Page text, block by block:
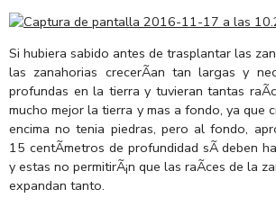
Si hubiera sabido antes de trasplantar las
las zanahorias crecerÃ­an tan largas y
profundas en la tierra y tuvieran tantas
mucho mejor la tierra y mas a fondo, ya que
encima no tenia piedras, pero al fondo,
15 centÃ­metros de profundidad sÃ­ deben
y estas no permitirÃ¡n que las raÃ­ces de la
expandan tanto.